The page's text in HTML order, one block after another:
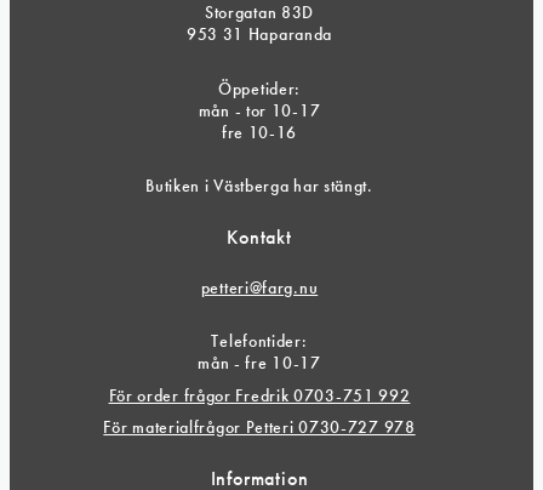
Storgatan 83D
953 31 Haparanda
Öppetider:
mån - tor 10-17
fre 10-16
Butiken i Västberga har stängt.
Kontakt
petteri@farg.nu
Telefontider:
mån - fre 10-17
För order frågor Fredrik 0703-751 992
För materialfrågor Petteri 0730-727 978
Information